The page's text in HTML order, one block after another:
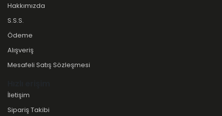
Hakkımızda
S.S.S.
Ödeme
Alışveriş
Mesafeli Satış Sözleşmesi
İletişim
Sipariş Takibi